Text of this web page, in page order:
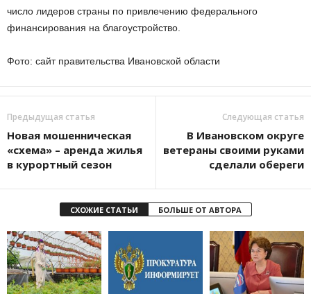
число лидеров страны по привлечению федерального
финансирования на благоустройство.
Фото: сайт правительства Ивановской области
Предыдущая статья
Новая мошенническая
«схема» – аренда жилья
в курортный сезон
Следующая статья
В Ивановском округе
ветераны своими руками
сделали обереги
СХОЖИЕ СТАТЬИ БОЛЬШЕ ОТ АВТОРА